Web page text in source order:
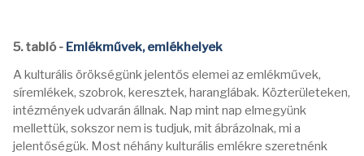
5. tabló - Emlékművek, emlékhelyek
A kulturális örökségünk jelentős elemei az emlékművek,
síremlékek, szobrok, keresztek, haranglábak. Közterületeken,
intézmények udvarán állnak. Nap mint nap elmegyünk
mellettük, sokszor nem is tudjuk, mit ábrázolnak, mi a
jelentőségük. Most néhány kulturális emlékre szeretnénk